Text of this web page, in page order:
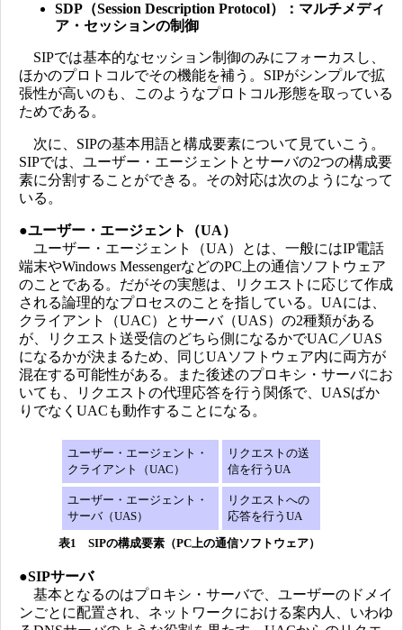
SDP（Session Description Protocol）：マルチメディ
ア・セッションの制御
SIPでは基本的なセッション制御のみにフォーカスし、
ほかのプロトコルでその機能を補う。SIPがシンプルで拡
張性が高いのも、このようなプロトコル形態を取っている
ためである。
次に、SIPの基本用語と構成要素について見ていこう。
SIPでは、ユーザー・エージェントとサーバの2つの構成要
素に分割することができる。その対応は次のようになって
いる。
●ユーザー・エージェント（UA）
ユーザー・エージェント（UA）とは、一般にはIP電話
端末やWindows MessengerなどのPC上の通信ソフトウェア
のことである。だがその実態は、リクエストに応じて作成
される論理的なプロセスのことを指している。UAには、
クライアント（UAC）とサーバ（UAS）の2種類がある
が、リクエスト送受信のどちら側になるかでUAC／UAS
になるかが決まるため、同じUAソフトウェア内に両方が
混在する可能性がある。また後述のプロキシ・サーバにお
いても、リクエストの代理応答を行う関係で、UASばか
りでなくUACも動作することになる。
ユーザー・エージェント・
クライアント（UAC）
リクエストの送
信を行うUA
ユーザー・エージェント・
サーバ（UAS）
リクエストへの
応答を行うUA
表1 SIPの構成要素（PC上の通信ソフトウェア）
●SIPサーバ
基本となるのはプロキシ・サーバで、ユーザーのドメイ
ンごとに配置され、ネットワークにおける案内人、いわゆ